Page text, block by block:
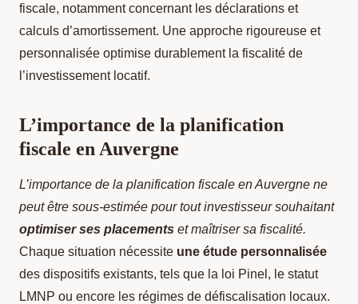
fiscale, notamment concernant les déclarations et
calculs d’amortissement. Une approche rigoureuse et
personnalisée optimise durablement la fiscalité de
l’investissement locatif.
L’importance de la planification
fiscale en Auvergne
L’importance de la planification fiscale en Auvergne ne
peut être sous-estimée pour tout investisseur souhaitant
optimiser ses placements et maîtriser sa fiscalité.
Chaque situation nécessite une étude personnalisée
des dispositifs existants, tels que la loi Pinel, le statut
LMNP ou encore les régimes de défiscalisation locaux.